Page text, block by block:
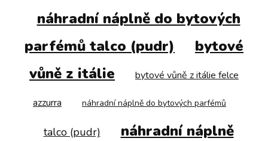
náhradní náplně do bytových
parfémů talco (pudr)
bytové
vůně z itálie
bytové vůně z itálie felce
azzurra náhradní náplně do bytových parfémů
talco (pudr)
náhradní náplně